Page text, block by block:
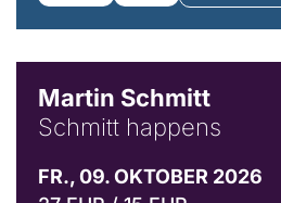
Martin Schmitt
Schmitt happens
FR., 09. OKTOBER 2026